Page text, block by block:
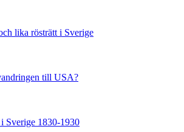
lika rösträtt i Sverige
till USA?
Sverige 1830-1930